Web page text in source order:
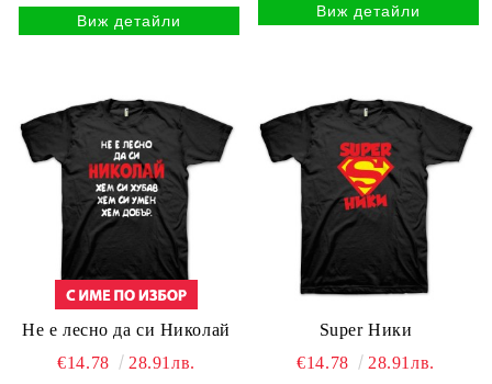
Виж детайли
Виж детайли
Не е лесно да си Николай
€14.78
28.91лв.
Super Ники
€14.78
28.91лв.